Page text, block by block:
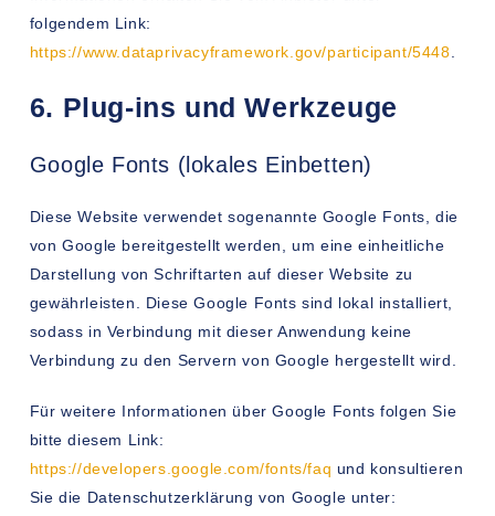
folgendem Link:
https://www.dataprivacyframework.gov/participant/5448.
6. Plug-ins und Werkzeuge
Google Fonts (lokales Einbetten)
Diese Website verwendet sogenannte Google Fonts, die
von Google bereitgestellt werden, um eine einheitliche
Darstellung von Schriftarten auf dieser Website zu
gewährleisten. Diese Google Fonts sind lokal installiert,
sodass in Verbindung mit dieser Anwendung keine
Verbindung zu den Servern von Google hergestellt wird.
Für weitere Informationen über Google Fonts folgen Sie
bitte diesem Link:
https://developers.google.com/fonts/faq und konsultieren
Sie die Datenschutzerklärung von Google unter: